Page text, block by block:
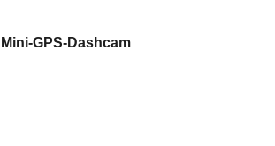
Mini-GPS-Dashcam